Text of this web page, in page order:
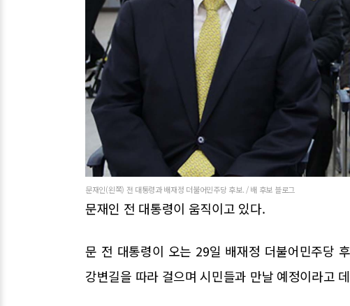
문재인(왼쪽) 전 대통령과 배재정 더불어민주당 후보. / 배 후보 블로그
문재인 전 대통령이 움직이고 있다.
문 전 대통령이 오는 29일 배재정 더불어민주당
강변길을 따라 걸으며 시민들과 만날 예정이라고